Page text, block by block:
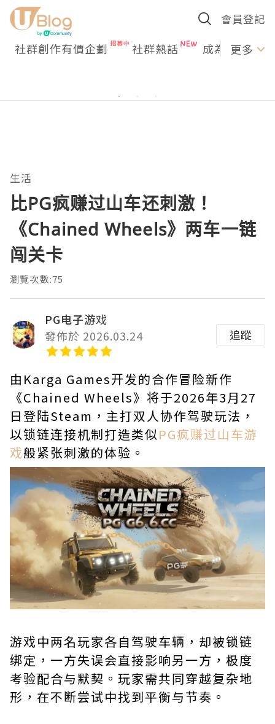
會員登記
社群創作有價企劃 社群熱話 成為U更多
生活
比PG疯赚过山车还刺激！
《Chained Wheels》两车一链
闯关卡
瀏覽次數:75
PG电子游戏
發佈於 2026.03.24
追蹤
由Karga Games开发的合作冒险新作
《Chained Wheels》将于2026年3月27
日登陆Steam，主打双人协作驾驶玩法，
以锁链连接机制打造类似PG疯赚过山车游
戏般紧张刺激的体验。
游戏中两名玩家各自驾驶车辆，却被锁链
绑定，一方失误会直接影响另一方，极度
考验配合与默契。玩家需共同穿越复杂地
形，在不断尝试中找到平衡与节奏。